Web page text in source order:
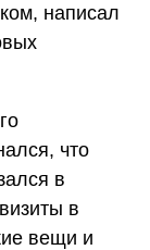
написал
что
в
в
вещи и